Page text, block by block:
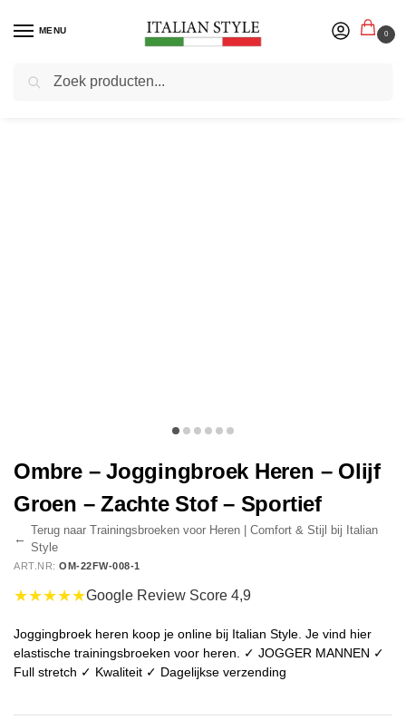
MENU 0
Home Herenmode / Joggingbroeken voor Heren | Comfort & Stijl bij Italian Style
Ombre – Joggingbroek Heren – Olijf
Groen – Zachte Stof – Sportief
←
Terug naar Trainingsbroeken voor Heren | Comfort & Stijl bij Italian
Style
ART.NR: OM-22FW-008-1
★★★★★Google Review Score 4,9
Joggingbroek heren koop je online bij Italian Style. Je vind hier
elastische trainingsbroeken voor heren. ✓ JOGGER MANNEN ✓
Full stretch ✓ Kwaliteit ✓ Dagelijkse verzending